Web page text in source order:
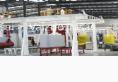
>Vaizdo įrašas apie gamybos procesą